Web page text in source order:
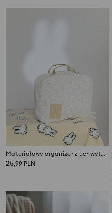
Materiałowy organizer z uchwytami Miffy
25,99 PLN